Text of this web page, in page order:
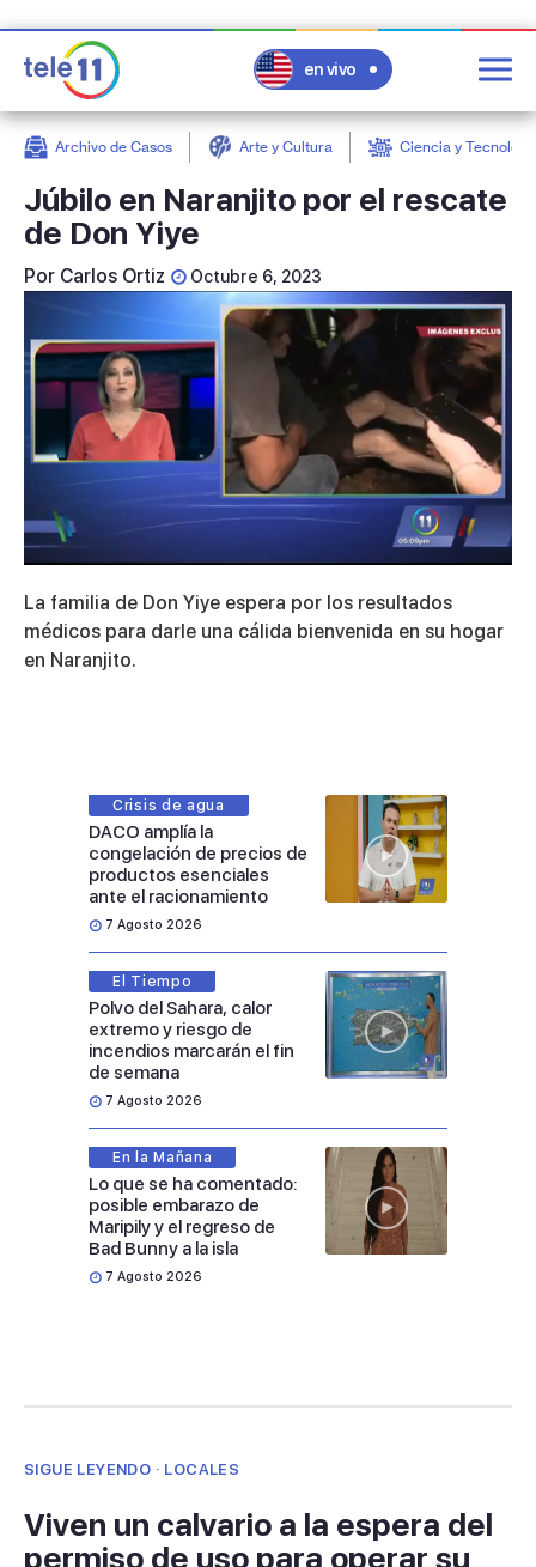
en vivo
Archivo de Casos Arte y Cultura Ciencia y
Júbilo en Naranjito por el rescate
de Don Yiye
Por Carlos Ortiz Octubre 6, 2023
of
5
minutes,
seconds
La familia de Don Yiye espera por los resultados
médicos para darle una cálida bienvenida en su hogar
en Naranjito.
Crisis de agua
DACO amplía la
congelación de precios de
productos esenciales
ante el racionamiento
7 Agosto 2026
El Tiempo
Polvo del Sahara, calor
extremo y riesgo de
incendios marcarán el fin
de semana
7 Agosto 2026
En la Mañana
Lo que se ha comentado:
posible embarazo de
Maripily y el regreso de
Bad Bunny a la isla
7 Agosto 2026
SIGUE LEYENDO · LOCALES
Viven un calvario a la espera del
permiso de uso para operar su
post